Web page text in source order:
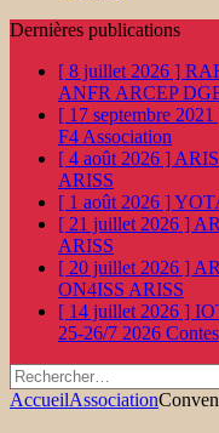
Dernières publications
[ 8 juillet 2026 ]
ANFR ARCEP
[ 17 septembre 2021
F4 Association
[ 4 août 2026 ]
ARISS
[ 1 août 2026 ]
[ 21 juillet 2026 ]
ARISS
[ 20 juillet 2026 ]
ON4ISS ARISS
[ 14 juillet 2026 ]
25-26/7 2026
Rechercher :
AccueilAssociation